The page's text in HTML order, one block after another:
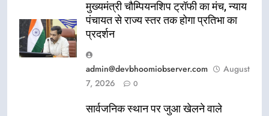
मुख्यमंत्री चौम्पियनशिप ट्रॉफी का मंच, न्याय
पंचायत से राज्य स्तर तक होगा प्रतिभा का
प्रदर्शन
admin@devbhoomiobserver.com
August
7, 2026
0
सार्वजनिक स्थान पर जुआ खेलने वाले